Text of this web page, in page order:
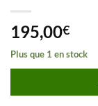
195,00€
Plus que 1 en stock